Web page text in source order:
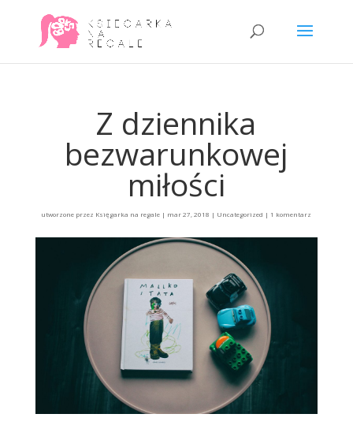
Z dziennika
bezwarunkowej
miłości
utworzone przez Księgarka na regale | mar 27, 2018 | Uncategorized | 1 komentarz